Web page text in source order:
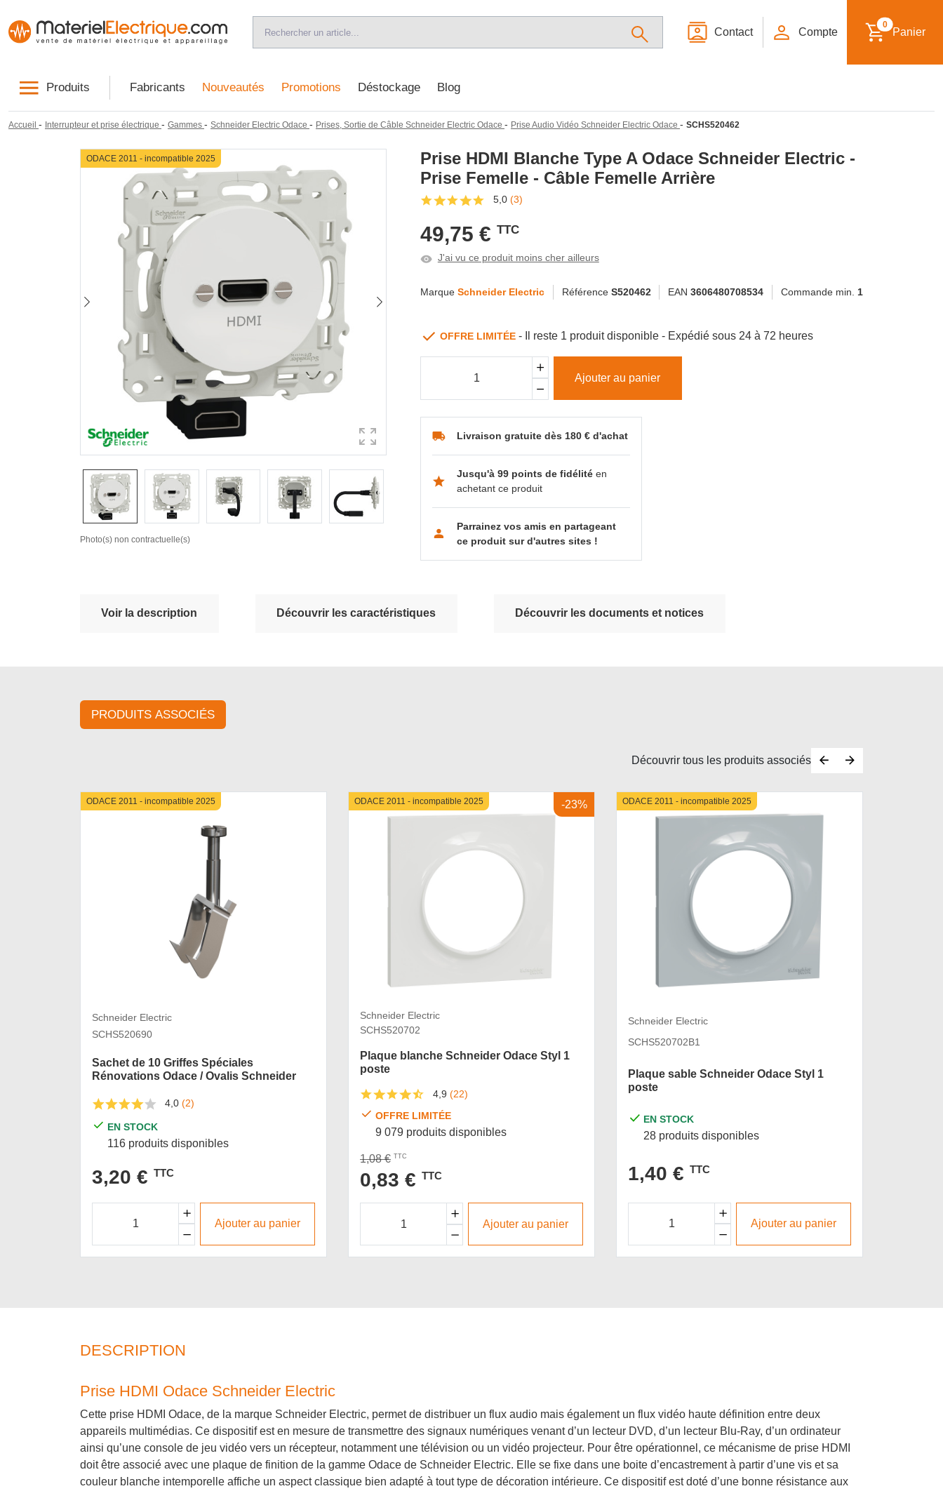
Contact Compte
0
Panier
Produits Fabricants Nouveautés Promotions Déstockage Blog
Accueil - Interrupteur et prise électrique - Gammes - Schneider Electric Odace - Prises, Sortie de Câble Schneider Electric Odace - Prise Audio Vidéo Schneider Electric Odace - SCHS520462
ODACE 2011 - incompatible 2025
Photo(s) non contractuelle(s)
Prise HDMI Blanche Type A Odace Schneider Electric -
Prise Femelle - Câble Femelle Arrière
5,0 (3)
49,75 € TTC
J'ai vu ce produit moins cher ailleurs
Marque Schneider Electric Référence S520462 EAN3606480708534 Commande min. 1
OFFRE LIMITÉE- Il reste 1 produit disponible - Expédié sous 24 à 72 heures
Ajouter au panier
Livraison gratuite dès 180 € d'achat
Jusqu'à 99 points de fidélitéen
achetant ce produit
Parrainez vos amis en partageant
ce produit sur d'autres sites !
Voir la description Découvrir les caractéristiques Découvrir les documents et notices
PRODUITS ASSOCIÉS
Découvrir tous les produits associés
ODACE 2011 - incompatible 2025
Schneider Electric
SCHS520690
Sachet de 10 Griffes Spéciales
Rénovations Odace / Ovalis Schneider
4,0 (2)
EN STOCK
116 produits disponibles
3,20 € TTC
Ajouter au panier
ODACE 2011 - incompatible 2025 -23%
Schneider Electric
SCHS520702
Plaque blanche Schneider Odace Styl 1
poste
4,9 (22)
OFFRE LIMITÉE
9 079 produits disponibles
1,08 € TTC
0,83 € TTC
Ajouter au panier
ODACE 2011 - incompatible 2025
Schneider Electric
SCHS520702B1
Plaque sable Schneider Odace Styl 1
poste
EN STOCK
28 produits disponibles
1,40 € TTC
Ajouter au panier
DESCRIPTION
Prise HDMI Odace Schneider Electric
Cette prise HDMI Odace, de la marque Schneider Electric, permet de distribuer un flux audio mais également un flux vidéo haute définition entre deux
appareils multimédias. Ce dispositif est en mesure de transmettre des signaux numériques venant d’un lecteur DVD, d’un lecteur Blu-Ray, d’un ordinateur
ainsi qu’une console de jeu vidéo vers un récepteur, notamment une télévision ou un vidéo projecteur. Pour être opérationnel, ce mécanisme de prise HDMI
doit être associé avec une plaque de finition de la gamme Odace de Schneider Electric. Elle se fixe dans une boite d’encastrement à partir d’une vis et sa
couleur blanche intemporelle affiche un aspect classique bien adapté à tout type de décoration intérieure. Ce dispositif est doté d’une bonne résistance aux